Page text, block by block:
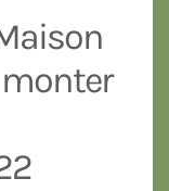
monter